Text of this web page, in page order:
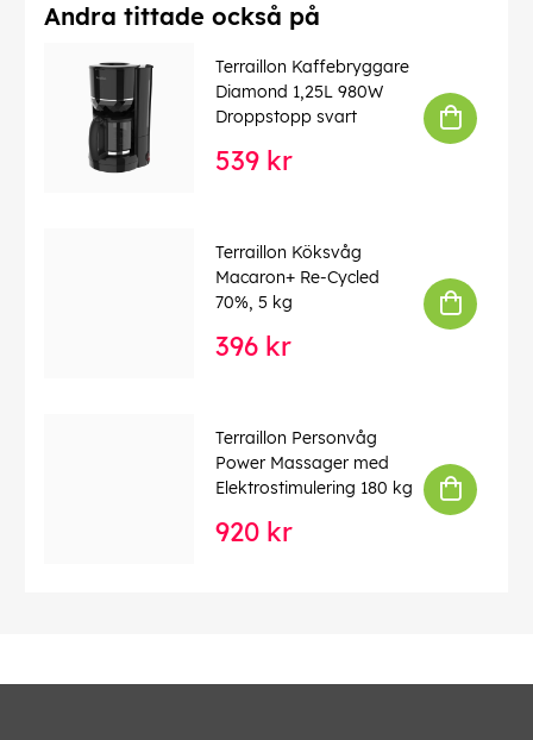
Andra tittade också på
Terraillon Kaffebryggare
Diamond 1,25L 980W
Droppstopp svart
539 kr
Terraillon Köksvåg
Macaron+ Re-Cycled
70%, 5 kg
396 kr
Terraillon Personvåg
Power Massager med
Elektrostimulering 180 kg
920 kr